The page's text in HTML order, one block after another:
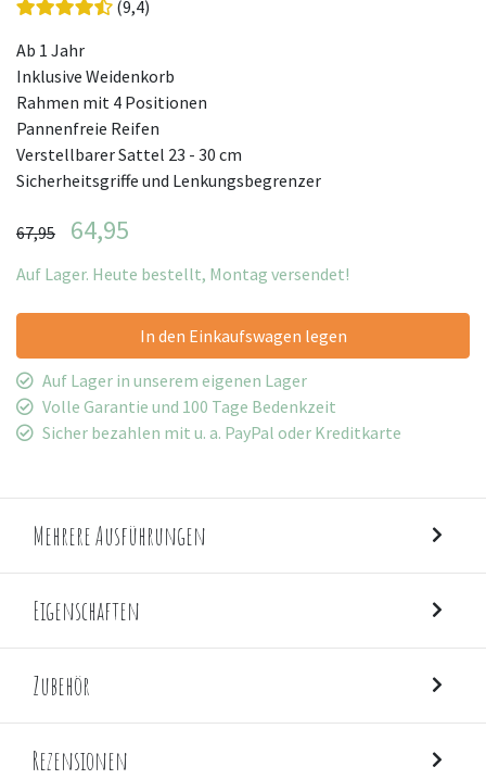
(9,4)
Ab 1 Jahr
Inklusive Weidenkorb
Rahmen mit 4 Positionen
Pannenfreie Reifen
Verstellbarer Sattel 23 - 30 cm
Sicherheitsgriffe und Lenkungsbegrenzer
67,95 64,95
Auf Lager. Heute bestellt, Montag versendet!
In den Einkaufswagen legen
Auf Lager in unserem eigenen Lager
Volle Garantie und 100 Tage Bedenkzeit
Sicher bezahlen mit u. a. PayPal oder Kreditkarte
Mehrere Ausführungen
Eigenschaften
Zubehör
Rezensionen